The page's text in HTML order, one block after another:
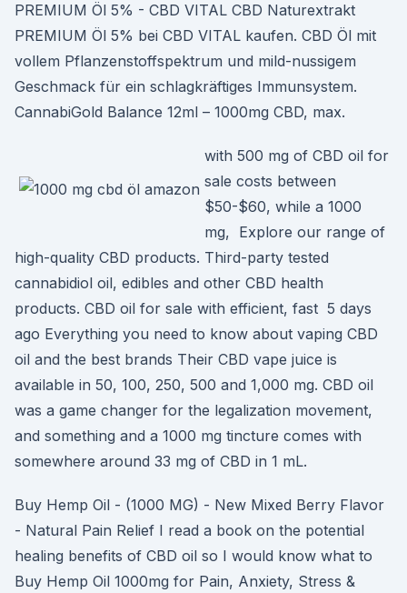
PREMIUM Öl 5% - CBD VITAL CBD Naturextrakt
PREMIUM Öl 5% bei CBD VITAL kaufen. CBD Öl mit
vollem Pflanzenstoffspektrum und mild-nussigem
Geschmack für ein schlagkräftiges Immunsystem.
CannabiGold Balance 12ml – 1000mg CBD, max.
with 500 mg of CBD oil for
sale costs between
$50-$60, while a 1000
mg, Explore our range of
high-quality CBD products. Third-party tested
cannabidiol oil, edibles and other CBD health
products. CBD oil for sale with efficient, fast 5 days
ago Everything you need to know about vaping CBD
oil and the best brands Their CBD vape juice is
available in 50, 100, 250, 500 and 1,000 mg. CBD oil
was a game changer for the legalization movement,
and something and a 1000 mg tincture comes with
somewhere around 33 mg of CBD in 1 mL.
Buy Hemp Oil - (1000 MG) - New Mixed Berry Flavor
- Natural Pain Relief I read a book on the potential
healing benefits of CBD oil so I would know what to
Buy Hemp Oil 1000mg for Pain, Anxiety, Stress &